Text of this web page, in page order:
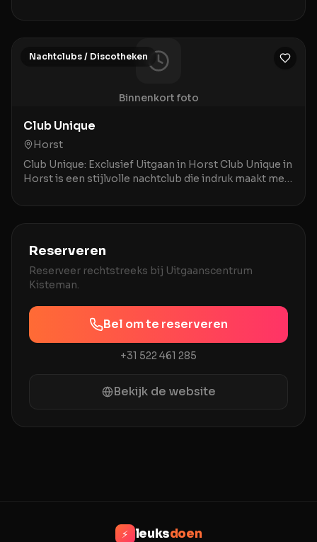
Binnenkort foto
Nachtclubs / Discotheken
Club Unique
Horst
Club Unique: Exclusief Uitgaan in Horst Club Unique in
Horst is een stijlvolle nachtclub die indruk maakt met
Reserveren
Reserveer rechtstreeks bij Uitgaanscentrum
Kisteman
Bel om te reserveren
+31 522 461 285
Bekijk de website
⚡ leuksdoen